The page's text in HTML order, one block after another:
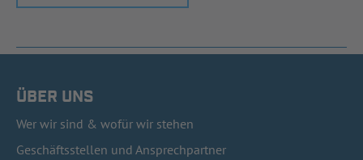
ÜBER UNS
Wer wir sind & wofür wir stehen
Geschäftsstellen und Ansprechpartner